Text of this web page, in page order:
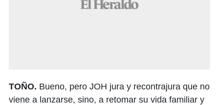
TOÑO. Bueno, pero JOH jura y recontrajura que no
viene a lanzarse, sino, a retomar su vida familiar y